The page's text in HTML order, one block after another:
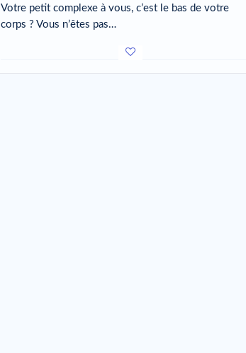
Votre petit complexe à vous, c’est le bas de votre
corps ? Vous n’êtes pas…